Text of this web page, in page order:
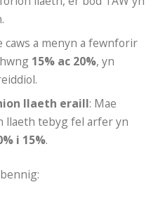
caws a menyn a fewnforir
15% ac 20%, yn
llaeth eraill: Mae
llaeth tebyg fel arfer yn
i 15%.